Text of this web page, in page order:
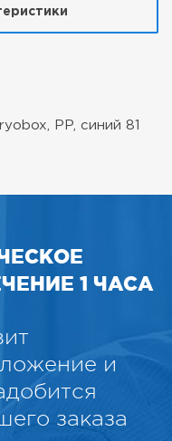
PP, синий 81
1 ЧАСА
и
заказа